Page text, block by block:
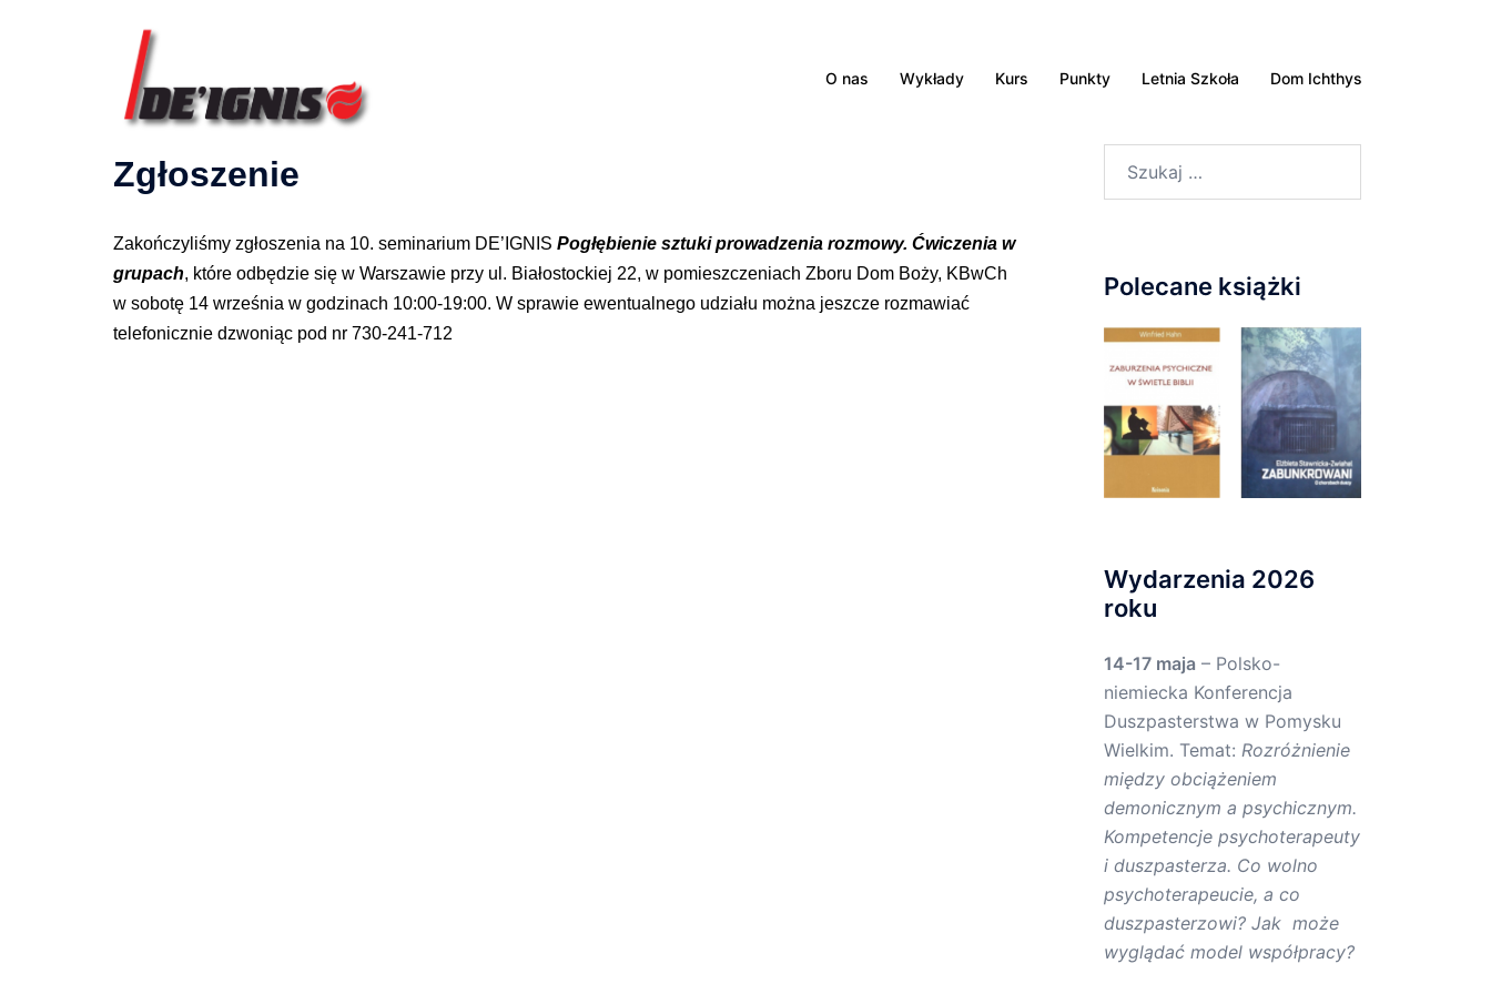
O nas Wykłady Kurs Punkty Letnia Szkoła Dom Ichthys
Zgłoszenie
Zakończyliśmy zgłoszenia na 10. seminarium DE’IGNIS Pogłębienie sztuki prowadzenia rozmowy. Ćwiczenia w
grupach, które odbędzie się w Warszawie przy ul. Białostockiej 22, w pomieszczeniach Zboru Dom Boży, KBwCh
w sobotę 14 września w godzinach 10:00-19:00. W sprawie ewentualnego udziału można jeszcze rozmawiać
telefonicznie dzwoniąc pod nr 730-241-712
Polecane książki
Wydarzenia 2026
roku
14-17 maja – Polsko-
niemiecka Konferencja
Duszpasterstwa w Pomysku
Wielkim. Temat: Rozróżnienie
między obciążeniem
demonicznym a psychicznym.
Kompetencje psychoterapeuty
i duszpasterza. Co wolno
psychoterapeucie, a co
duszpasterzowi? Jak może
wyglądać model współpracy?